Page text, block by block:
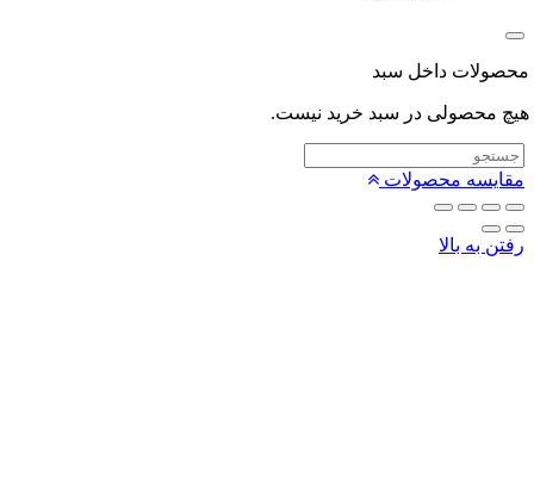
داخل سبد
در سبد خرید نیست.
محصولات
به بالا